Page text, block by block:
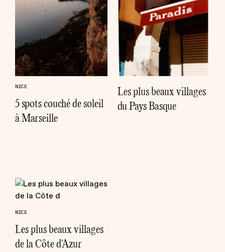
NICE
5 spots couché de soleil
à Marseille
Les plus beaux villages
du Pays Basque
NICE
Les plus beaux villages
de la Côte d'Azur